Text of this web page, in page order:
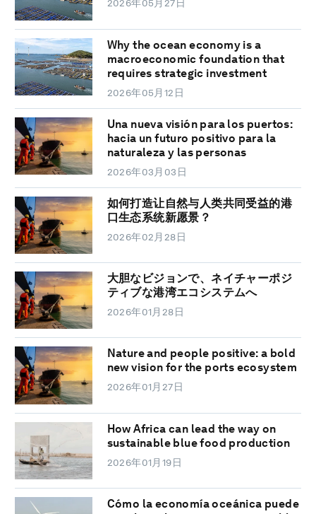
2026年05月27日
Why the ocean economy is a
macroeconomic foundation that
requires strategic investment
2026年05月12日
Una nueva visión para los puertos:
hacia un futuro positivo para la
naturaleza y las personas
2026年03月03日
如何打造让自然与人类共同受益的港
口生态系统新愿景？
2026年02月28日
大胆なビジョンで、ネイチャーポジ
ティブな港湾エコシステムへ
2026年01月28日
Nature and people positive: a bold
new vision for the ports ecosystem
2026年01月27日
How Africa can lead the way on
sustainable blue food production
2026年01月19日
Cómo la economía oceánica puede